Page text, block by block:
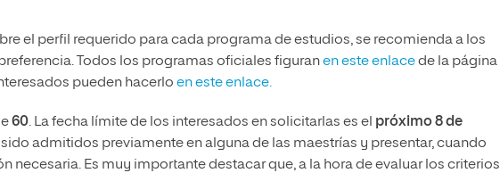
el perfil requerido para cada programa de estudios, se recomienda a los
Todos los programas oficiales figuranen este enlacede la página
pueden hacerlo en este enlace.
60. La fecha límite de los interesados en solicitarlas es el próximo 8 de
sido admitidos previamente en alguna de las maestrías y presentar, cuando
necesaria. Es muy importante destacar que, a la hora de evaluar los criterios